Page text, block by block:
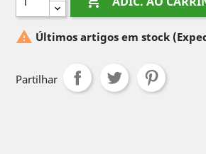
 Últimos artigos em stock
Partilhar